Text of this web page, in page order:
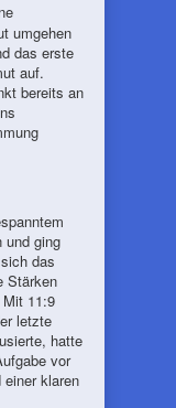
umgehen
das erste
auf.
bereits an
und ging
das
Stärken
11:9
letzte
hatte
vor
klaren